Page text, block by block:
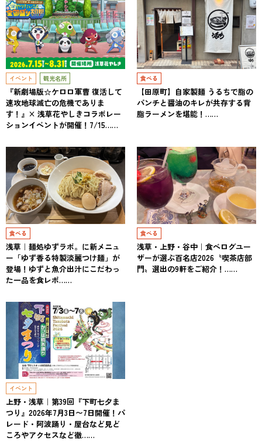
イベント 観光名所
『新劇場版☆ケロロ軍曹 復活して
速攻地球滅亡の危機でありま
す！』× 浅草花やしきコラボレー
ションイベントが開催！7/15……
食べる
【田原町】自家製麺 うるちで脂の
パンチと醤油のキレが共存する背
脂ラーメンを堪能！……
食べる
浅草｜麺処ゆずラボ。に新メニュ
ー「ゆず香る特製淡麗つけ麺」が
登場！ゆずと魚介出汁にこだわっ
た一品を食レポ……
食べる
浅草・上野・谷中｜食べログユー
ザーが選ぶ百名店2026〝喫茶店部
門〟選出の9軒をご紹介！……
イベント
上野・浅草｜第39回『下町七夕ま
つり』2026年7月3日〜7日開催！パ
レード・阿波踊り・屋台など見ど
ころやアクセスなど徹……